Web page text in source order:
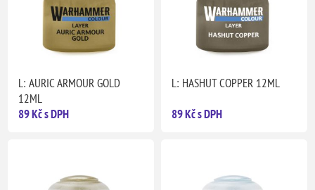
L: AURIC ARMOUR GOLD
12ML
89 Kč s DPH
L: HASHUT COPPER 12ML
89 Kč s DPH